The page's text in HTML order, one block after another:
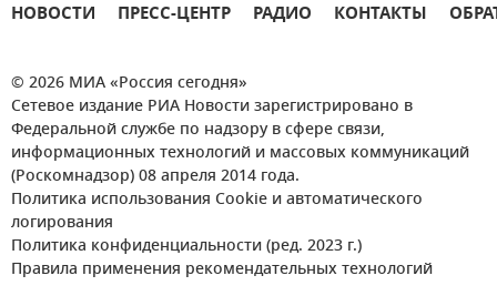
НОВОСТИ ПРЕСС-ЦЕНТР РАДИО КОНТАКТЫ
© 2026 МИА «Россия сегодня»
Сетевое издание РИА Новости зарегистрировано в
Федеральной службе по надзору в сфере связи,
информационных технологий и массовых коммуникаций
(Роскомнадзор) 08 апреля 2014 года.
Политика использования Cookie и автоматического
логирования
Политика конфиденциальности (ред. 2023 г.)
Правила применения рекомендательных технологий